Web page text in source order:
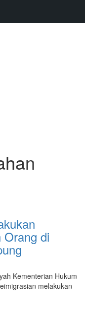
Orang di
Kementerian Hukum
melakukan